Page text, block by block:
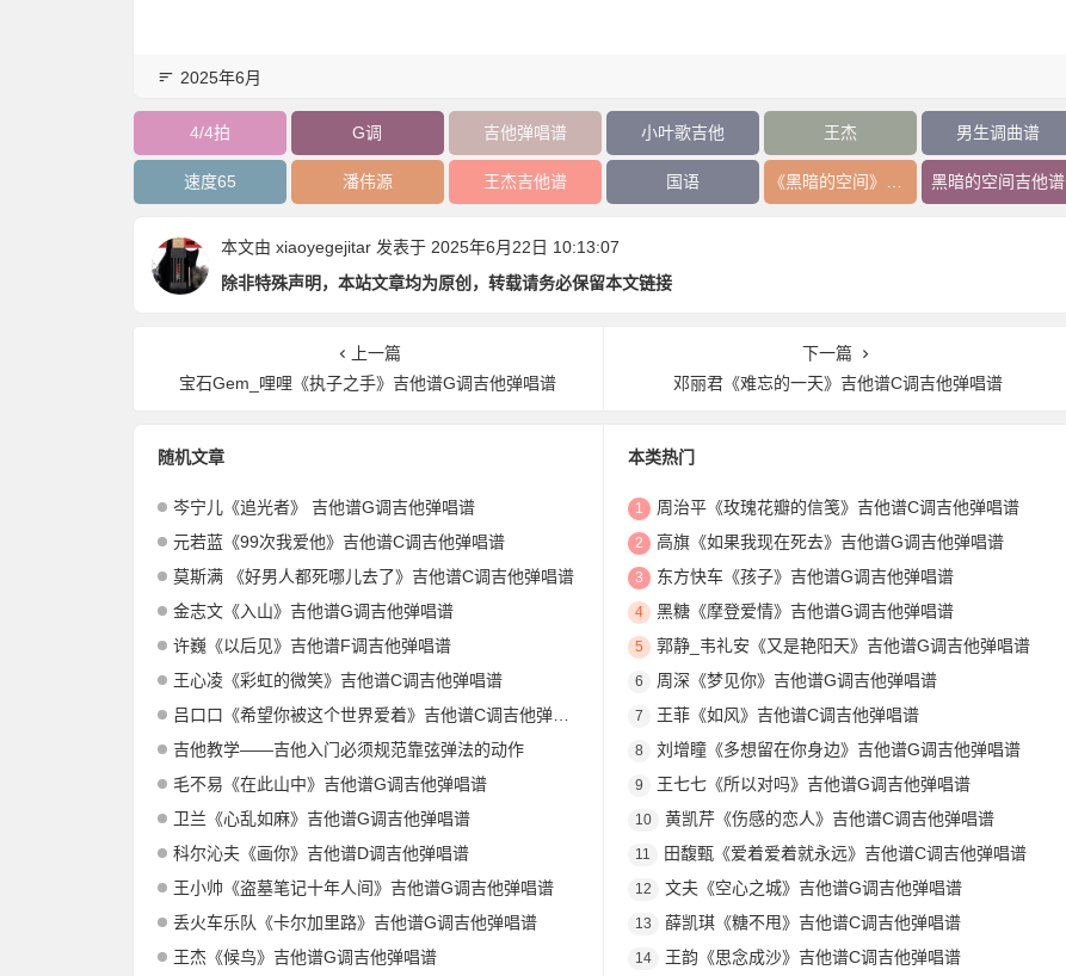
2025年6月
4/4拍 G调 吉他弹唱谱 小叶歌吉他 王杰 男生调曲谱
速度65 潘伟源 王杰吉他谱 国语 黑暗的空间吉他谱
本文由 xiaoyegejitar 发表于 2025年6月22日 10:13:07
除非特殊声明，本站文章均为原创，转载请务必保留本文链接
上一篇
宝石Gem_哩哩《执子之手》吉他谱G调吉他弹唱谱
下一篇
邓丽君《难忘的一天》吉他谱C调吉他弹唱谱
随机文章
岑宁儿《追光者》 吉他谱G调吉他弹唱谱
元若蓝《99次我爱他》吉他谱C调吉他弹唱谱
莫斯满 《好男人都死哪儿去了》吉他谱C调吉他弹唱谱
金志文《入山》吉他谱G调吉他弹唱谱
许巍《以后见》吉他谱F调吉他弹唱谱
王心凌《彩虹的微笑》吉他谱C调吉他弹唱谱
吕口口《希望你被这个世界爱着》吉他谱C调吉他弹唱谱
吉他教学——吉他入门必须规范靠弦弹法的动作
毛不易《在此山中》吉他谱G调吉他弹唱谱
卫兰《心乱如麻》吉他谱G调吉他弹唱谱
科尔沁夫《画你》吉他谱D调吉他弹唱谱
王小帅《盗墓笔记十年人间》吉他谱G调吉他弹唱谱
丢火车乐队《卡尔加里路》吉他谱G调吉他弹唱谱
王杰《候鸟》吉他谱G调吉他弹唱谱
本类热门
1 周治平《玫瑰花瓣的信笺》吉他谱C调吉他弹唱谱
2 高旗《如果我现在死去》吉他谱G调吉他弹唱谱
3 东方快车《孩子》吉他谱G调吉他弹唱谱
4 黑糖《摩登爱情》吉他谱G调吉他弹唱谱
5 郭静_韦礼安《又是艳阳天》吉他谱G调吉他弹唱谱
6 周深《梦见你》吉他谱G调吉他弹唱谱
7 王菲《如风》吉他谱C调吉他弹唱谱
8 刘增瞳《多想留在你身边》吉他谱G调吉他弹唱谱
9 王七七《所以对吗》吉他谱G调吉他弹唱谱
10 黄凯芹《伤感的恋人》吉他谱C调吉他弹唱谱
11 田馥甄《爱着爱着就永远》吉他谱C调吉他弹唱谱
12 文夫《空心之城》吉他谱G调吉他弹唱谱
13 薛凯琪《糖不甩》吉他谱C调吉他弹唱谱
14 王韵《思念成沙》吉他谱C调吉他弹唱谱